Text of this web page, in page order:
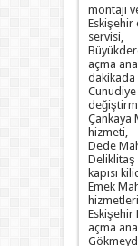
montajı
Eskişehir
servisi,
açma
dakikada
Çankaya
hizmeti,
Dede
Deliklitaş
kapısı
Emek
hizmetleri,
Eskişehir
açma